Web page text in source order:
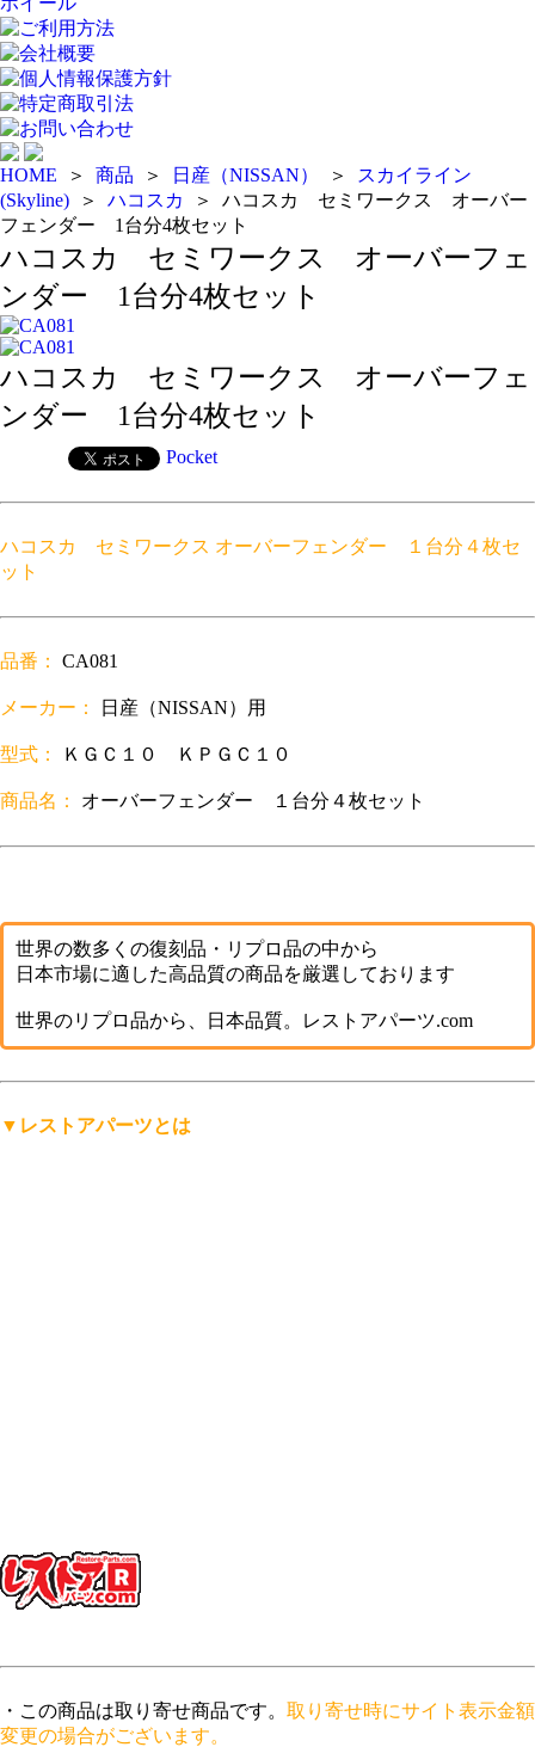
ご利用方法
会社概要
個人情報保護方針
特定商取引法
お問い合わせ
HOME ＞ 商品 ＞ 日産（NISSAN） ＞
スカイライン
(Skyline) ＞ ハコスカ ＞ ハコスカ セミワークス オーバー
フェンダー 1台分4枚セット
ハコスカ セミワークス オーバーフェ
ンダー 1台分4枚セット
ハコスカ セミワークス オーバーフェ
ンダー 1台分4枚セット
Pocket
ハコスカ セミワークス オーバーフェンダー １台分４枚セ
ット
品番： CA081
メーカー： 日産（NISSAN）用
型式： ＫＧＣ１０ ＫＰＧＣ１０
商品名： オーバーフェンダー １台分４枚セット
世界の数多くの復刻品・リプロ品の中から
日本市場に適した高品質の商品を厳選しております
世界のリプロ品から、日本品質。レストアパーツ.com
▼レストアパーツとは
・この商品は取り寄せ商品です。 取り寄せ時にサイト表示金額
変更の場合がございます。